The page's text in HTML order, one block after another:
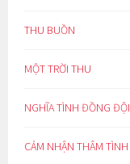
THU BUỒN
MỘT TRỜI THU
NGHĨA TÌNH ĐỒNG ĐỘI
CẢM NHẬN THÂM TÌNH